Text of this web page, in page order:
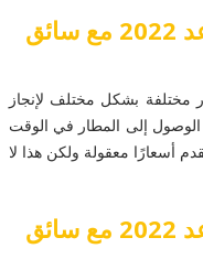
مرسيدس بنز سبرينتر 8 مقاعد 2022 مع سائق
مختلفة بشكل مختلف لإنجاز
الوصول إلى المطار في الوقت
أسعارًا معقولة ولكن هذا لا
مرسيدس بنز سبرينتر 8 مقاعد 2022 مع سائق